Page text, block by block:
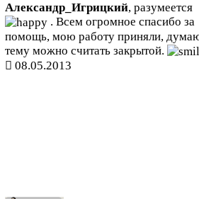
Александр_Игрицкий, разумеется
. Всем огромное спасибо за
помощь, мою работу приняли,
тему можно считать закрытой.
08.05.2013